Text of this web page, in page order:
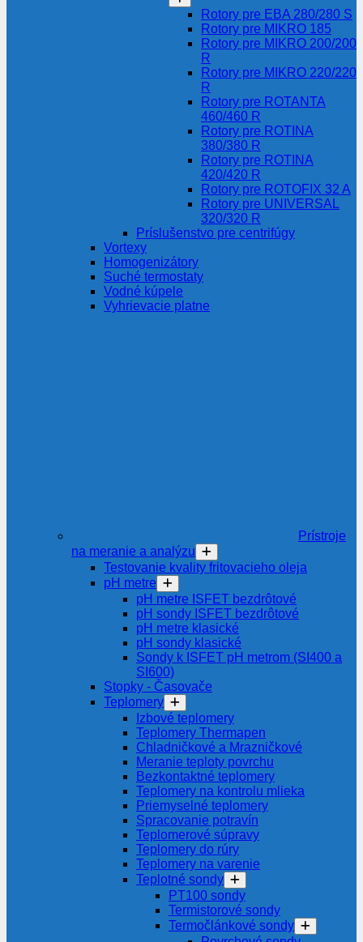
Rotory pre EBA 280/280 S
Rotory pre MIKRO 185
Rotory pre MIKRO 200/200
R
Rotory pre MIKRO 220/220
R
Rotory pre ROTANTA
460/460 R
Rotory pre ROTINA
380/380 R
Rotory pre ROTINA
420/420 R
Rotory pre ROTOFIX 32 A
Rotory pre UNIVERSAL
320/320 R
Príslušenstvo pre centrifúgy
Vortexy
Homogenizátory
Suché termostaty
Vodné kúpele
Vyhrievacie platne
Prístroje
na meranie a analýzu
Testovanie kvality fritovacieho oleja
pH metre
pH metre ISFET bezdrôtové
pH sondy ISFET bezdrôtové
pH metre klasické
pH sondy klasické
Sondy k ISFET pH metrom (SI400 a
SI600)
Stopky - Časovače
Teplomery
Izbové teplomery
Teplomery Thermapen
Chladničkové a Mrazničkové
Meranie teploty povrchu
Bezkontaktné teplomery
Teplomery na kontrolu mlieka
Priemyselné teplomery
Spracovanie potravín
Teplomerové súpravy
Teplomery do rúry
Teplomery na varenie
Teplotné sondy
PT100 sondy
Termistorové sondy
Termočlánkové sondy